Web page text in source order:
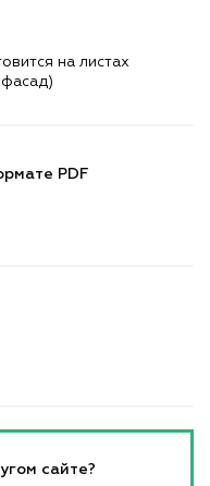
на листах
PDF
сайте?